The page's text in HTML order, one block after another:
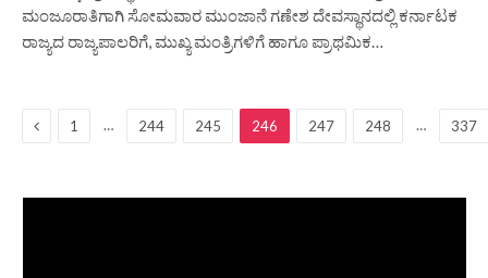
ಮಂಜೂರಾತಿಗಾಗಿ ಸೋಮವಾರ ಮುಂಜಾನೆ ಗಣೇಶ ದೇವಸ್ಥಾನದಲ್ಲಿ ಕರ್ನಾಟಕ
ರಾಜ್ಯದ ರಾಜ್ಯಪಾಲರಿಗೆ, ಮುಖ್ಯ ಮಂತ್ರಿಗಳಿಗೆ ಹಾಗೂ ಪ್ರಾಥಮಿಕ…
Previous
1 … 244 245 246 247 248 … 337